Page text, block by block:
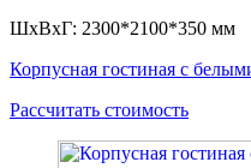
ШxВxГ: 2300*2100*350 мм
Корпусная гостиная с
Рассчитать стоимость